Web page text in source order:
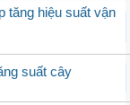
tăng hiệu suất vận
suất cây